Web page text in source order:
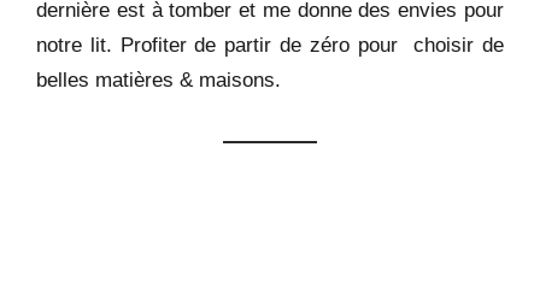
dernière est à tomber et me donne des envies pour
notre lit. Profiter de partir de zéro pour choisir de
belles matières & maisons.